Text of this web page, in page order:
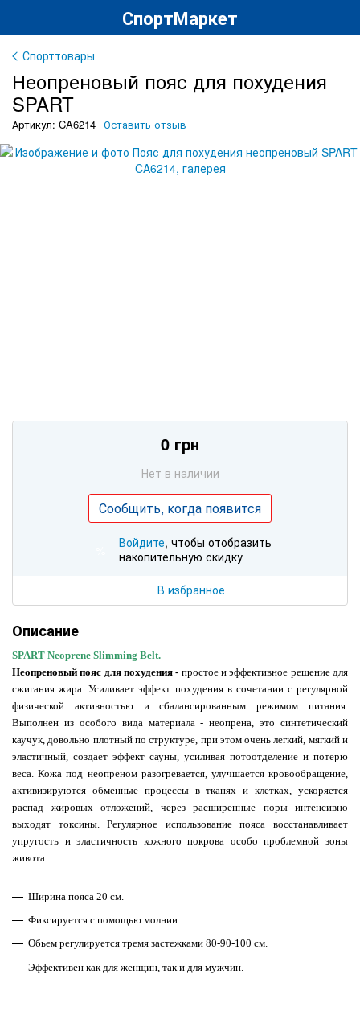
СпортМаркет
Спорттовары
Неопреновый пояс для похудения
SPART
Артикул: CA6214 Оставить отзыв
0 грн
Нет в наличии
Сообщить, когда появится
Войдите, чтобы отобразить
накопительную скидку
В избранное
Описание
SPART Neoprene Slimming Belt.
Неопреновый пояс для похудения - простое и эффективное решение для
сжигания жира. Усиливает эффект похудения в сочетании с регулярной
физической активностью и сбалансированным режимом питания.
Выполнен из особого вида материала - неопрена, это синтетический
каучук, довольно плотный по структуре, при этом очень легкий, мягкий и
эластичный, создает эффект сауны, усиливая потоотделение и потерю
веса. Кожа под неопреном разогревается, улучшается кровообращение,
активизируются обменные процессы в тканях и клетках, ускоряется
распад жировых отложений, через расширенные поры интенсивно
выходят токсины. Регулярное использование пояса восстанавливает
упругость и эластичность кожного покрова особо проблемной зоны
живота.
Ширина пояса 20 см.
Фиксируется с помощью молнии.
Обьем регулируется тремя застежками 80-90-100 см.
Эффективен как для женщин, так и для мужчин.